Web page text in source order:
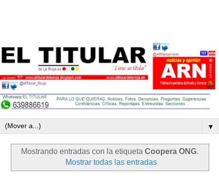
▼
Mostrando entradas con la etiqueta Coopera ONG.
Mostrar todas las entradas